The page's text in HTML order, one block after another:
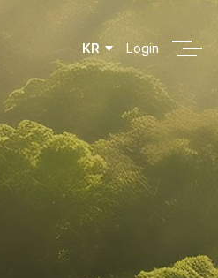
KR Login